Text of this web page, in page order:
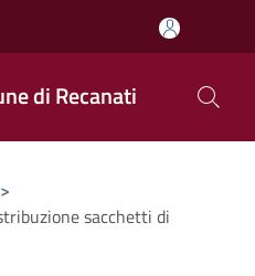
di Recanati
>
sacchetti di